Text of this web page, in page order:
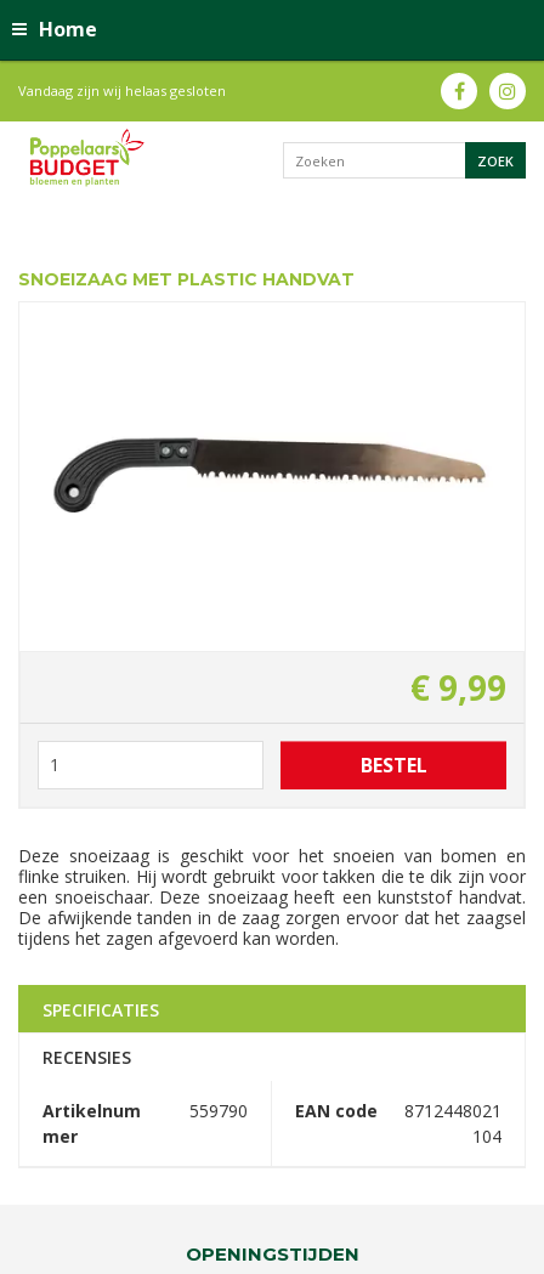
Home
Vandaag zijn wij helaas gesloten
SNOEIZAAG MET PLASTIC HANDVAT
€ 9,99
Deze snoeizaag is geschikt voor het snoeien van bomen en
flinke struiken. Hij wordt gebruikt voor takken die te dik zijn voor
een snoeischaar. Deze snoeizaag heeft een kunststof handvat.
De afwijkende tanden in de zaag zorgen ervoor dat het zaagsel
tijdens het zagen afgevoerd kan worden.
SPECIFICATIES
RECENSIES
Artikelnum
mer
559790 EAN code
8712448021
104
OPENINGSTIJDEN